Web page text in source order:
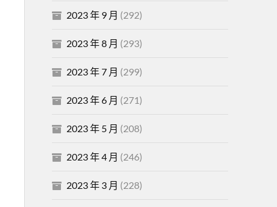
2023 年 9 月 (292)
2023 年 8 月 (293)
2023 年 7 月 (299)
2023 年 6 月 (271)
2023 年 5 月 (208)
2023 年 4 月 (246)
2023 年 3 月 (228)